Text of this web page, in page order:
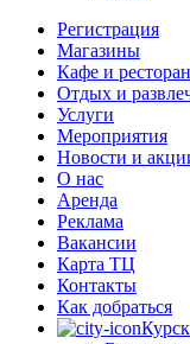
Регистрация
Магазины
Кафе и
Отдых и
Услуги
Мероприятия
Новости и
О нас
Аренда
Реклама
Вакансии
Карта ТЦ
Контакты
Как добраться
Курск